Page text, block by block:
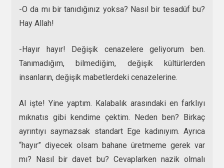
-O da mı bir tanıdığınız yoksa? Nasıl bir tesadüf bu?
Hay Allah!
-Hayır hayır! Değişik cenazelere geliyorum ben.
Tanımadığım, bilmediğim, değişik kültürlerden
insanların, değişik mabetlerdeki cenazelerine.
Al işte! Yine yaptım. Kalabalık arasındaki en farklıyı
mıknatıs gibi kendime çektim. Neden ben? Birkaç
ayrıntıyı saymazsak standart Ege kadınıyım. Ayrıca
“hayır” diyecek olsam bahane üretmeme gerek var
mı? Nasıl bir davet bu? Cevaplarken nazik olmalı